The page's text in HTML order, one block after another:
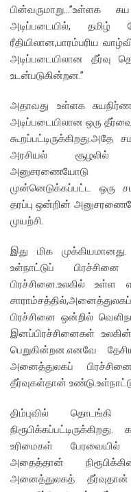
பின்வருமாறு…”உள்ளக
அடிப்படையில், தமிழ்
ரீதியிலான,பாரம்பரிய
அடிப்படையிலான தீர்வு
உடன்படுகின்றன.”
அதாவது உள்ளக
அடிப்படையிலான ஒரு
அரசியல் சூழலில்
அனுசரணையோடு
முன்னெடுக்கப்பட்ட ஒரு
தரப்பு ஒன்றின்
முயற்சி.
இது மிக
உள்நாட்டுப்
பிரச்சினை.உலகில் உள்ள
பிரச்சினை ஒன்றில்
இனப்பிரச்சினைகள்
பெறுகின்றன.எனவே
அனைத்துலகப்
தீர்வுகள்தான்
திம்புவில்
உரிமைகள் பேரவையில்
அதைத்தான்
அனைத்துலகத்